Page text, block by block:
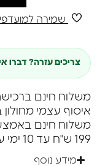
שמירה
צריכים עזרה? דברו
משלוח חינם ברכישה של מעל 350
איסוף עצמי
199 ש"ח עד 10 ימי עסקים.
מידע נוסף